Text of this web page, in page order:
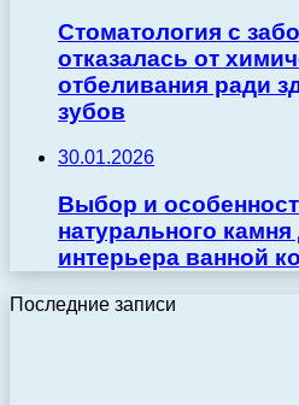
Стоматология с
отказалась от
отбеливания ради
зубов
30.01.2026
Выбор и
натурального
интерьера ванной
Последние записи